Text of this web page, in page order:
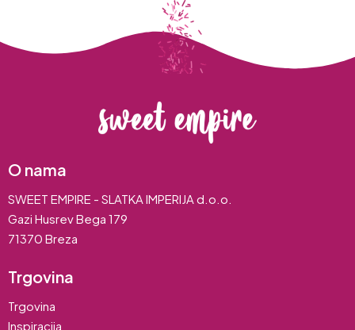
O nama
SWEET EMPIRE - SLATKA IMPERIJA d.o.o.
Gazi Husrev Bega 179
71370 Breza
Trgovina
Trgovina
Inspiracija